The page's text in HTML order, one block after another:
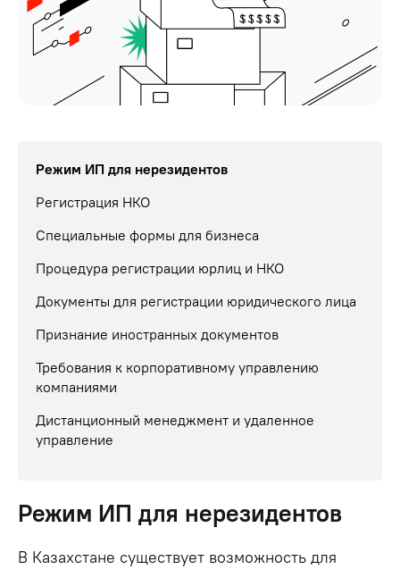
Режим ИП для нерезидентов
В Казахстане существует возможность для
Режим ИП для нерезидентов
Регистрация НКО
Специальные формы для бизнеса
Процедура регистрации юрлиц и НКО
Документы для регистрации юридического лица
Признание иностранных документов
Требования к корпоративному управлению
компаниями
Дистанционный менеджмент и удаленное
управление